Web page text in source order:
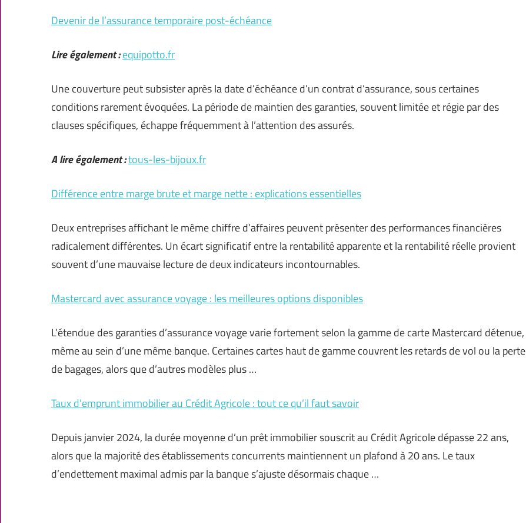
Devenir de l’assurance temporaire post-échéance
Lire également :equipotto.fr
Une couverture peut subsister après la date d’échéance d’un contrat d’assurance, sous certaines
conditions rarement évoquées. La période de maintien des garanties, souvent limitée et régie par des
clauses spécifiques, échappe fréquemment à l’attention des assurés.
A lire également :tous-les-bijoux.fr
Différence entre marge brute et marge nette : explications essentielles
Deux entreprises affichant le même chiffre d’affaires peuvent présenter des performances financières
radicalement différentes. Un écart significatif entre la rentabilité apparente et la rentabilité réelle provient
souvent d’une mauvaise lecture de deux indicateurs incontournables.
Mastercard avec assurance voyage : les meilleures options disponibles
L’étendue des garanties d’assurance voyage varie fortement selon la gamme de carte Mastercard détenue,
même au sein d’une même banque. Certaines cartes haut de gamme couvrent les retards de vol ou la perte
de bagages, alors que d’autres modèles plus …
Taux d’emprunt immobilier au Crédit Agricole : tout ce qu’il faut savoir
Depuis janvier 2024, la durée moyenne d’un prêt immobilier souscrit au Crédit Agricole dépasse 22 ans,
alors que la majorité des établissements concurrents maintiennent un plafond à 20 ans. Le taux
d’endettement maximal admis par la banque s’ajuste désormais chaque …